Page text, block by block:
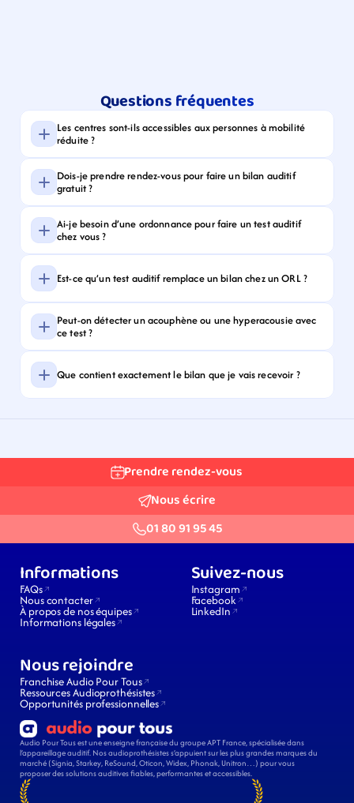
Questions fréquentes
Les centres sont-ils accessibles aux personnes à mobilité
réduite ?
Dois-je prendre rendez-vous pour faire un bilan auditif
gratuit ?
Ai-je besoin d’une ordonnance pour faire un test auditif
chez vous ?
Est-ce qu’un test auditif remplace un bilan chez un ORL ?
Peut-on détecter un acouphène ou une hyperacousie avec
ce test ?
Que contient exactement le bilan que je vais recevoir ?
Prendre rendez-vous
Nous écrire
01 80 91 95 45
Audio Pour Tous est une enseigne française du groupe APT France, spécialisée dans
l’appareillage auditif. Nos audioprothésistes s’appuient sur les plus grandes marques du
marché (Signia, Starkey, ReSound, Oticon, Widex, Phonak, Unitron…) pour vous
proposer des solutions auditives fiables, performantes et accessibles.
Informations
FAQs
Nous contacter
À propos de nos équipes
Informations légales
Suivez-nous
Instagram
Facebook
LinkedIn
Nous rejoindre
Franchise Audio Pour Tous
Ressources Audioprothésistes
Opportunités professionnelles